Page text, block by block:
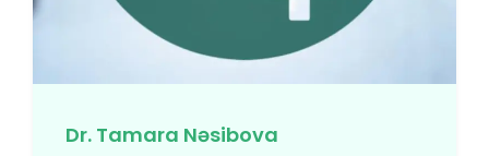
Dr. Tamara Nəsibova